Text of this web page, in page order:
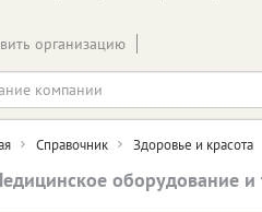
организацию
Справочник Здоровье и красота
оборудование и